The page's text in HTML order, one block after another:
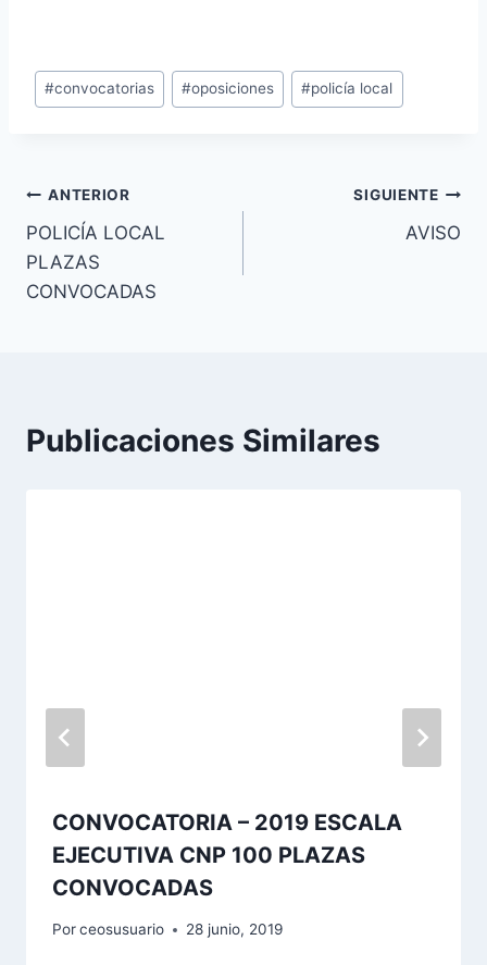
Etiquetas
de
#convocatorias #oposiciones #policía local
Navegación
de
entradas
ANTERIOR
POLICÍA LOCAL
PLAZAS
CONVOCADAS
SIGUIENTE
AVISO
Publicaciones Similares
CONVOCATORIA – 2019 ESCALA
EJECUTIVA CNP 100 PLAZAS
CONVOCADAS
Porceosusuario 28 junio, 2019